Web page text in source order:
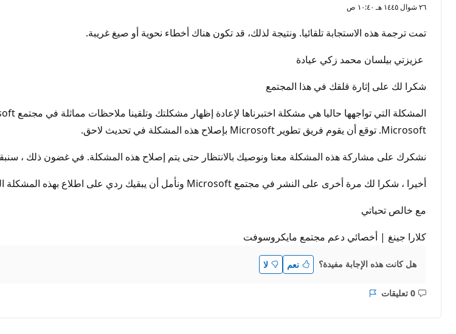
٢٦ شوال ١٤٤٥ هـ ١٠:٤٠ ص
تمت ترجمة هذه الاستجابة تلقائيا. ونتيجة لذلك، قد تكون هناك أخطاء نحوية أو صيغ غريبة.
عزيزتي بيلسان محمد زكي عيادة
شكرا لك على إثارة قلقك في هذا المجتمع
Microsoft. توقع أن يقوم فريق تطوير Microsoft بإصلاح هذه المشكلة في تحديث لاحق.
نشكرك على مشاركة هذه المشكلة معنا ونوصيك بالانتظار حتى يتم إصلاح هذه المشكلة. في غضون ذلك ،
أخيرا ، شكرا لك مرة أخرى على النشر في مجتمع Microsoft ونأمل أن يبقيك ردي على اطلاع بهذه المشكلة المؤقتة الأخيرة.
مع خالص تحياتي
كلارا جينغ | أخصائي دعم مجتمع مايكروسوفت
هل كانت هذه الإجابة مفيدة؟ نعم لا
0 تعليقات ليست
التقرير